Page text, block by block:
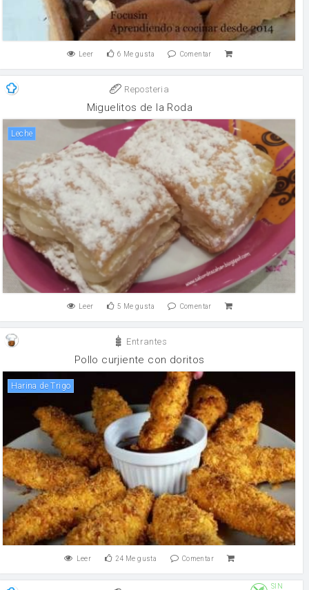
Leer 6 Me gusta Comentar
Reposteria
Miguelitos de la Roda
leche
Leer 5 Me gusta Comentar
Entrantes
Pollo curjiente con doritos
Harina de Trigo
Leer 24 Me gusta Comentar
SIN